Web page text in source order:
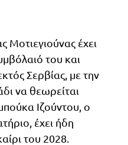
Μοτιεγιούνας έχει
του και
Σερβίας, με την
να θεωρείται
Ιζούντου, ο
έχει ήδη
του 2028.